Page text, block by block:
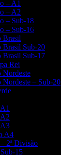
– A1
– A2
– Sub-18
– Sub-16
Brasil
Brasil Sub-20
Brasil Sub-17
Rei
Nordeste
Nordeste – Sub-20
A4
2ª Divisão
15